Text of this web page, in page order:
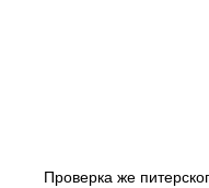
Проверка же